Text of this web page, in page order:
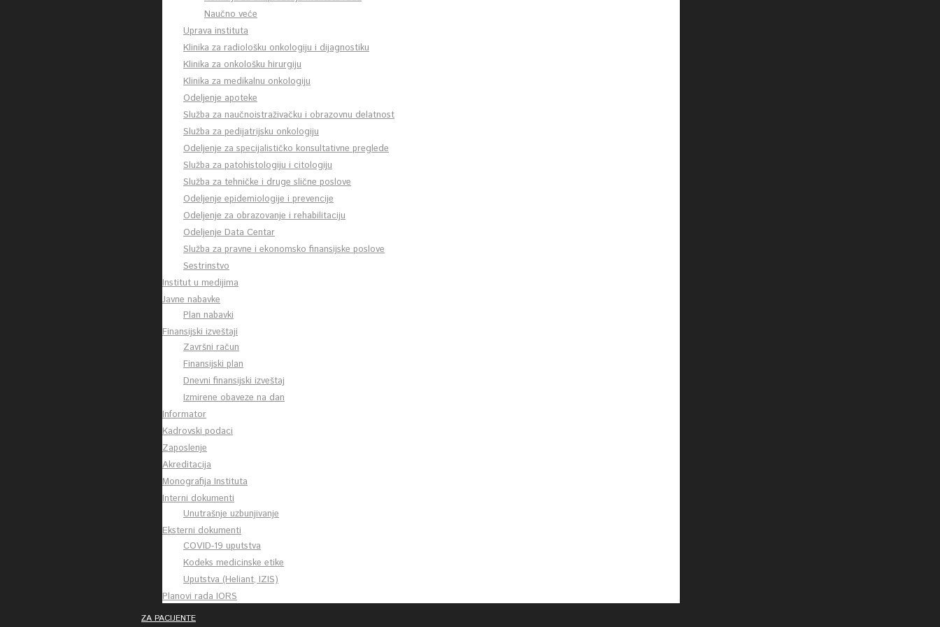
Naučno veće
Uprava instituta
Klinika za radiološku onkologiju i dijagnostiku
Klinika za onkološku hirurgiju
Klinika za medikalnu onkologiju
Odeljenje apoteke
Služba za naučnoistraživačku i obrazovnu delatnost
Služba za pedijatrijsku onkologiju
Odeljenje za specijalističko konsultativne preglede
Služba za patohistologiju i citologiju
Služba za tehničke i druge slične poslove
Odeljenje epidemiologije i prevencije
Odeljenje za obrazovanje i rehabilitaciju
Odeljenje Data Centar
Služba za pravne i ekonomsko finansijske poslove
Sestrinstvo
Institut u medijima
Javne nabavke
Plan nabavki
Finansijski izveštaji
Završni račun
Finansijski plan
Dnevni finansijski izveštaj
Izmirene obaveze na dan
Informator
Kadrovski podaci
Zaposlenje
Akreditacija
Monografija Instituta
Interni dokumenti
Unutrašnje uzbunjivanje
Eksterni dokumenti
COVID-19 uputstva
Kodeks medicinske etike
Uputstva (Heliant, IZIS)
Planovi rada IORS
ZA PACIJENTE